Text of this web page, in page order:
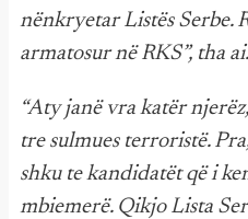
nënkryetar Listës Serbe.
armatosur në RKS”, tha ai.
“Aty janë vra katër
tre sulmues terroristë.
shku te kandidatët që i
mbiemerë. Qikjo Lista